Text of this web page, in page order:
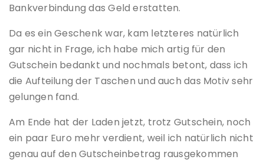
Bankverbindung das Geld erstatten.
Da es ein Geschenk war, kam letzteres natürlich
gar nicht in Frage, ich habe mich artig für den
Gutschein bedankt und nochmals betont, dass ich
die Aufteilung der Taschen und auch das Motiv sehr
gelungen fand.
Am Ende hat der Laden jetzt, trotz Gutschein, noch
ein paar Euro mehr verdient, weil ich natürlich nicht
genau auf den Gutscheinbetrag rausgekommen